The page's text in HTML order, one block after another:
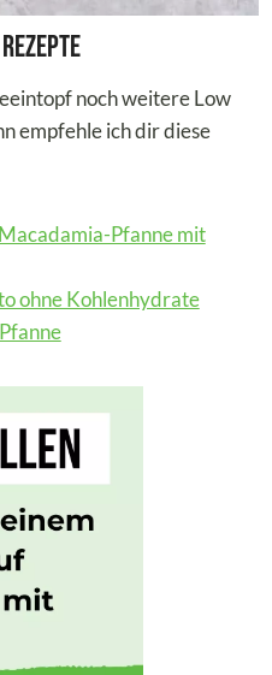
noch weitere Low
empfehle ich dir diese
Pfanne mit
ohne Kohlenhydrate